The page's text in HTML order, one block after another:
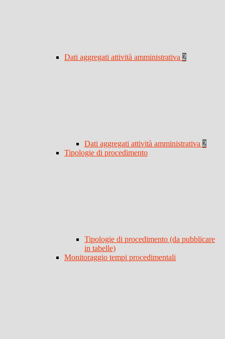
Dati aggregati attività amministrativa 2
Dati aggregati attività amministrativa 2
Tipologie di procedimento
Tipologie di procedimento (da pubblicare
in tabelle)
Monitoraggio tempi procedimentali